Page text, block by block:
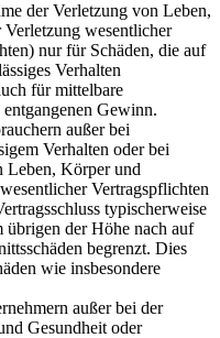
der Verletzung von Leben,
wesentlicher
nur für Schäden, die auf
Verhalten
für mittelbare
Gewinn.
außer bei
Verhalten oder bei
Leben, Körper und
Vertragspflichten
typischerweise
übrigen der Höhe nach auf
begrenzt. Dies
wie insbesondere
außer bei der
Gesundheit oder